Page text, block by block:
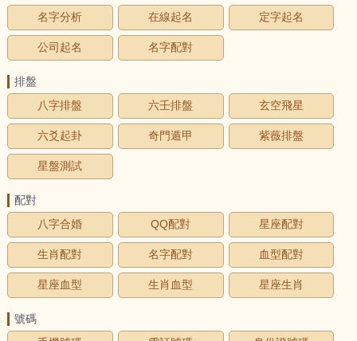
名字分析
在線起名 定字起名
公司起名 名字配對
排盤
八字排盤
六壬排盤 玄空飛星
六爻起卦 奇門遁甲 紫薇排盤
星盤測試
配對
八字合婚
QQ配對 星座配對
生肖配對 名字配對 血型配對
星座血型 生肖血型 星座生肖
號碼